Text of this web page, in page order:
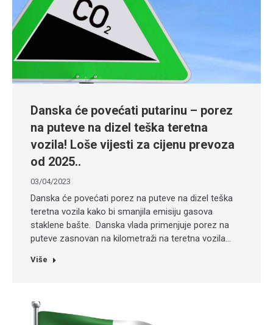
Danska će povećati putarinu – porez
na puteve na dizel teška teretna
vozila! Loše vijesti za cijenu prevoza
od 2025..
03/04/2023
Danska će povećati porez na puteve na dizel teška
teretna vozila kako bi smanjila emisiju gasova
staklene bašte. Danska vlada primenjuje porez na
puteve zasnovan na kilometraži na teretna vozila…
Više